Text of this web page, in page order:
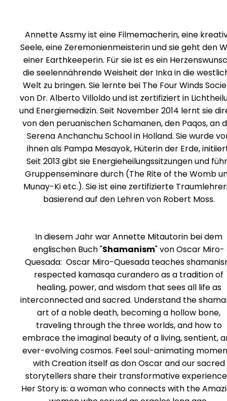
Annette Assmy ist eine Filmemacherin, eine
Seele, eine Zeremonienmeisterin und sie geht den
einer Earthkeeperin. Für sie ist es ein
die seelennährende Weisheit der Inka in die
Welt zu bringen. Sie lernte bei The Four Winds
von Dr. Alberto Villoldo und ist zertifiziert in
und Energiemedizin. Seit November 2014 lernt sie
von den peruanischen Schamanen, den Paqos, an
Serena Anchanchu School in Holland. Sie wurde
ihnen als Pampa Mesayok, Hüterin der Erde,
Seit 2013 gibt sie Energieheilungssitzungen und
Gruppenseminare durch (The Rite of the Womb
Munay-Ki etc.). Sie ist eine zertifizierte
basierend auf den Lehren von Robert Moss.
In diesem Jahr war Annette Mitautorin bei dem
englischen Buch "Shamanism" von Oscar Miro-
Quesada: Oscar Miro-Quesada teaches
respected kamasqa curandero as a tradition of
healing, power, and wisdom that sees all life as
interconnected and sacred. Understand the
art of a noble death, becoming a hollow bone,
traveling through the three worlds, and how to
embrace the imaginal beauty of a living, sentient,
ever-evolving cosmos. Feel soul-animating
with Creation itself as don Oscar and our sacred
storytellers share their transformative
Her Story is: a woman who connects with the